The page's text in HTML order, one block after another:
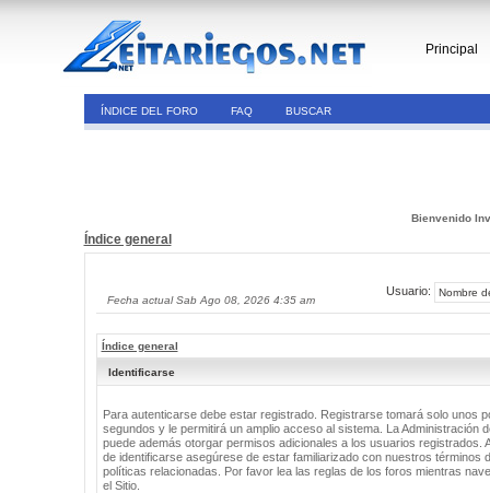
Principal
ÍNDICE DEL FORO FAQ BUSCAR
Bienvenido
Índice general
Fecha actual Sab Ago 08, 2026 4:35 am
Usuario:
Índice general
Identificarse
Para autenticarse debe estar registrado. Registrarse tomará solo unos
segundos y le permitirá un amplio acceso al sistema. La Administración
puede además otorgar permisos adicionales a los usuarios registrados.
de identificarse asegúrese de estar familiarizado con nuestros términos
políticas relacionadas. Por favor lea las reglas de los foros mientras
el Sitio.